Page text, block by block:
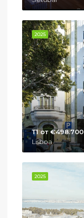
2025
Т1 от €498.700
Lisboa
2025